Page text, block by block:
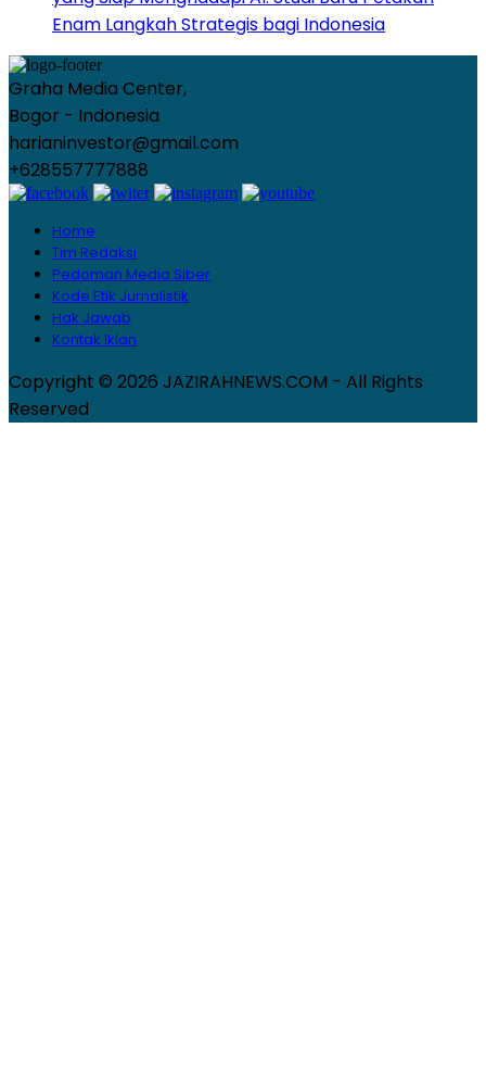
Enam Langkah Strategis bagi Indonesia
Graha Media Center,
Bogor - Indonesia
harianinvestor@gmail.com
+628557777888
Home
Tim Redaksi
Pedoman Media Siber
Kode Etik Jurnalistik
Hak Jawab
Kontak Iklan
Copyright © 2026 JAZIRAHNEWS.COM - All Rights
Reserved